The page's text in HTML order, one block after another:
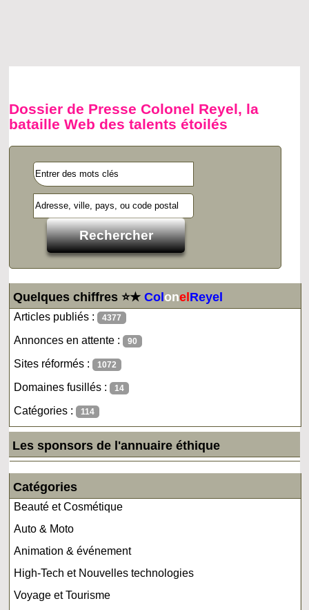
Dossier de Presse Colonel Reyel, la
bataille Web des talents étoilés
Quelques chiffres ⭐★ColonelReyel
Articles publiés : 4377
Annonces en attente : 90
Sites réformés : 1072
Domaines fusillés : 14
Catégories : 114
Les sponsors de l'annuaire éthique
Catégories
Beauté et Cosmétique
Auto & Moto
Animation & événement
High-Tech et Nouvelles technologies
Voyage et Tourisme